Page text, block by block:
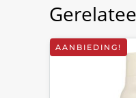
AANBIEDING!